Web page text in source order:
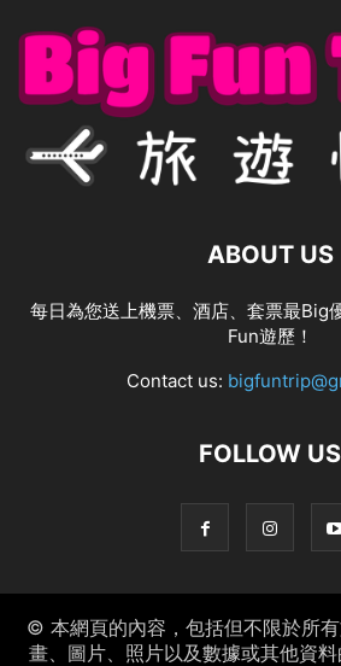
ABOUT US
每日為您送上機票、酒店、套票最Big
Fun遊歷！
Contact us:
FOLLOW US
© 本網頁的內容，包括但不限於所
畫、圖片、照片以及數據或其他資